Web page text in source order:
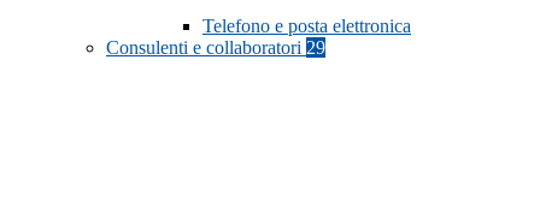
Telefono e posta elettronica
Consulenti e collaboratori 29